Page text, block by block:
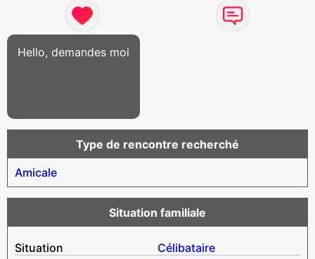
Hello, demandes moi
Type de rencontre recherché
Amicale
Situation familiale
Situation
Célibataire